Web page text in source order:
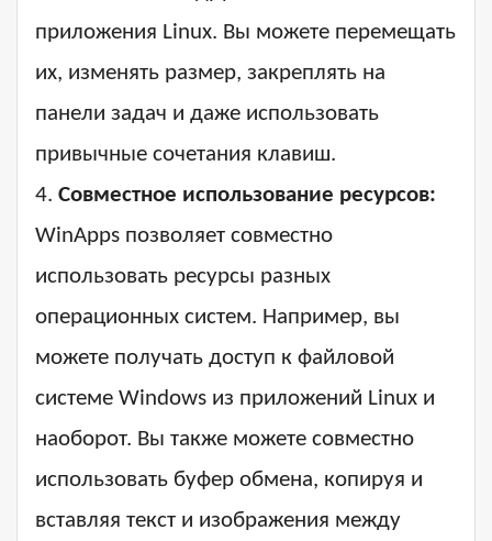
приложения Linux. Вы можете перемещать
их, изменять размер, закреплять на
панели задач и даже использовать
привычные сочетания клавиш.
4. Совместное использование ресурсов:
WinApps позволяет совместно
использовать ресурсы разных
операционных систем. Например, вы
можете получать доступ к файловой
системе Windows из приложений Linux и
наоборот. Вы также можете совместно
использовать буфер обмена, копируя и
вставляя текст и изображения между